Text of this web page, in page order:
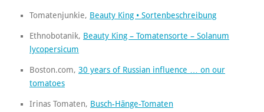
Tomatenjunkie, Beauty King • Sortenbeschreibung
Ethnobotanik, Beauty King – Tomatensorte – Solanum
lycopersicum
Boston.com, 30 years of Russian influence … on our
tomatoes
Irinas Tomaten, Busch-Hänge-Tomaten